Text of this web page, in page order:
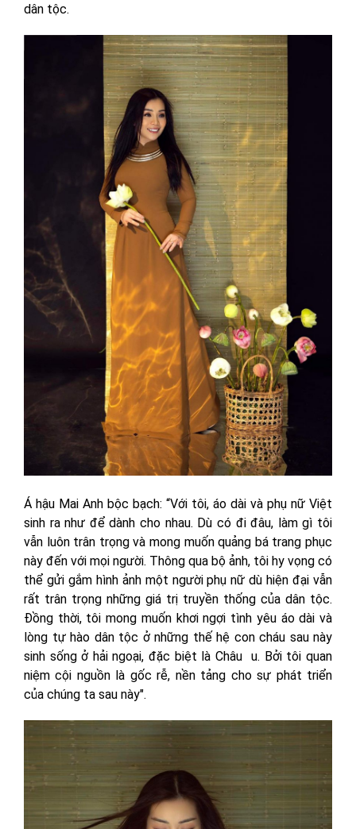
dân tộc.
Á hậu Mai Anh bộc bạch: “Với tôi, áo dài và phụ nữ Việt
sinh ra như để dành cho nhau. Dù có đi đâu, làm gì tôi
vẫn luôn trân trọng và mong muốn quảng bá trang phục
này đến với mọi người. Thông qua bộ ảnh, tôi hy vọng có
thể gửi gắm hình ảnh một người phụ nữ dù hiện đại vẫn
rất trân trọng những giá trị truyền thống của dân tộc.
Đồng thời, tôi mong muốn khơi ngợi tình yêu áo dài và
lòng tự hào dân tộc ở những thế hệ con cháu sau này
sinh sống ở hải ngoại, đặc biệt là Châu u. Bởi tôi quan
niệm cội nguồn là gốc rễ, nền tảng cho sự phát triển
của chúng ta sau này".